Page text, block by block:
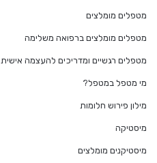
מטפלים מומלצים
מטפלים מומלצים ברפואה משלימה
מטפלים רגשיים ומדריכים להעצמה אישית
מי מטפל במטפל?
מילון פירוש חלומות
מיסטיקה
מיסטיקנים מומלצים